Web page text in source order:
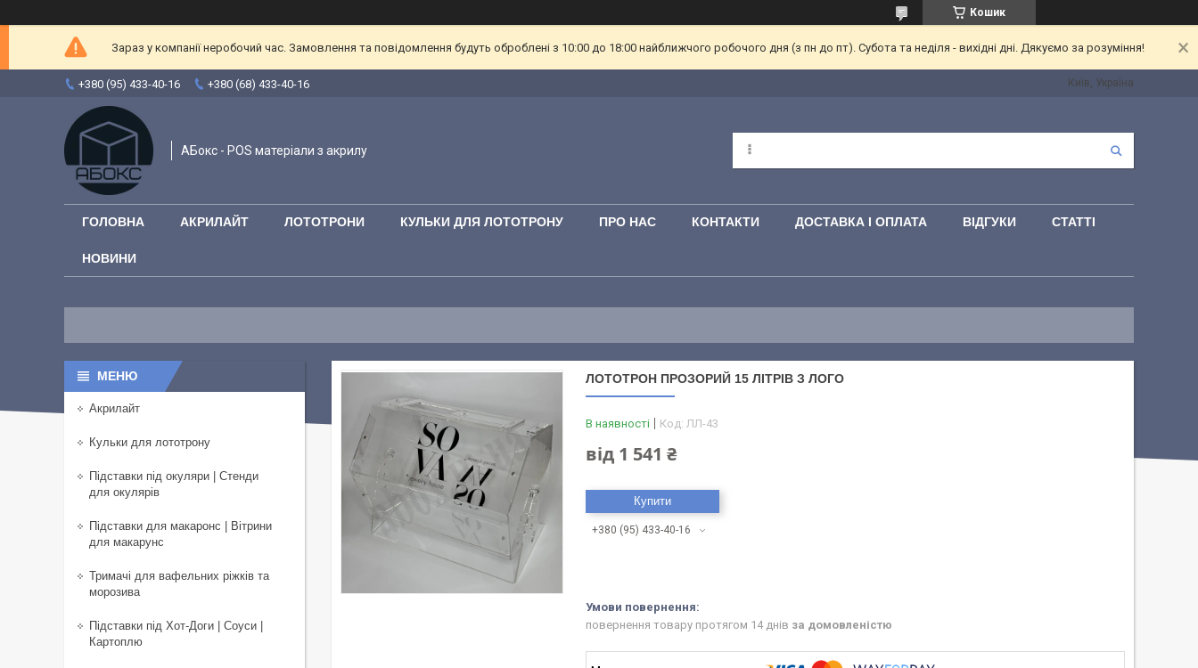
Кошик
Зараз у компанії неробочий час. Замовлення та повідомлення будуть оброблені з 10:00 до 18:00 найближчого робочого дня (з пн до пт). Субота та неділя - вихідні дні. Дякуємо за розуміння!
+380 (95) 433-40-16 +380 (68) 433-40-16 Київ, Україна
АБокс - POS матеріали з акрилу
ГОЛОВНА АКРИЛАЙТ ЛОТОТРОНИ КУЛЬКИ ДЛЯ ЛОТОТРОНУ ПРО НАС КОНТАКТИ ДОСТАВКА І ОПЛАТА ВІДГУКИ СТАТТІ
НОВИНИ
ЛОТОТРОН ПРОЗОРИЙ 15 ЛІТРІВ З ЛОГО
В наявності Код: ЛЛ-43
від 1 541 ₴
Купити
+380 (95) 433-40-16
повернення товару протягом 14 днів за домовленістю
Акрилайт
Кульки для лототрону
Підставки під окуляри | Стенди
для окулярів
Підставки для макаронс | Вітрини
для макарунс
Тримачі для вафельних ріжків та
морозива
Підставки під Хот-Доги | Соуси |
Картоплю